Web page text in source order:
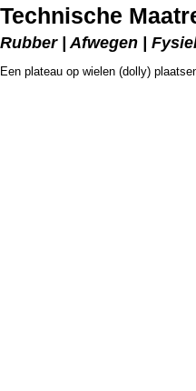
Technische
Rubber | Afwegen |
Een plateau op wielen (dolly)